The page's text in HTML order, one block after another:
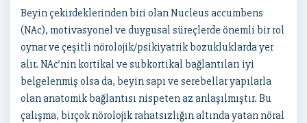
Beyin çekirdeklerinden biri olan Nucleus accumbens
(NAc), motivasyonel ve duygusal süreçlerde önemli bir rol
oynar ve çeşitli nörolojik/psikiyatrik bozukluklarda yer
alır. NAc’nin kortikal ve subkortikal bağlantıları iyi
belgelenmiş olsa da, beyin sapı ve serebellar yapılarla
olan anatomik bağlantısı nispeten az anlaşılmıştır. Bu
çalışma, birçok nörolojik rahatsızlığın altında yatan nöral